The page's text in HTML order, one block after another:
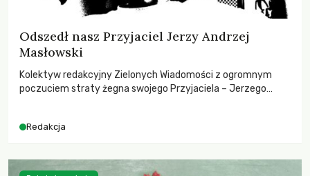
Odszedł nasz Przyjaciel Jerzy Andrzej
Masłowski
Kolektyw redakcyjny Zielonych Wiadomości z ogromnym
poczuciem straty żegna swojego Przyjaciela – Jerzego
Redakcja